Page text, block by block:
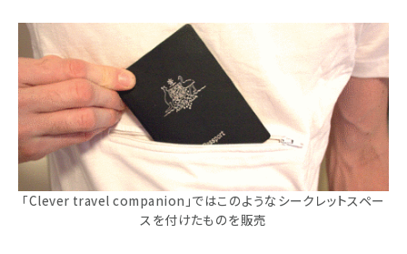
「Clever travel companion」ではこのようなシークレットスペー
スを付けたものを販売